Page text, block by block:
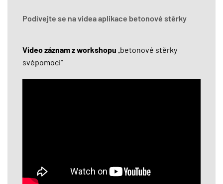
Podívejte se na videa aplikace betonové stěrky
Video záznam z workshopu „betonové stěrky
svépomoci“